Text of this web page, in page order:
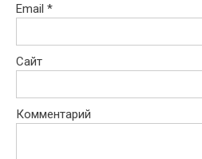
Email *
Сайт
Комментарий